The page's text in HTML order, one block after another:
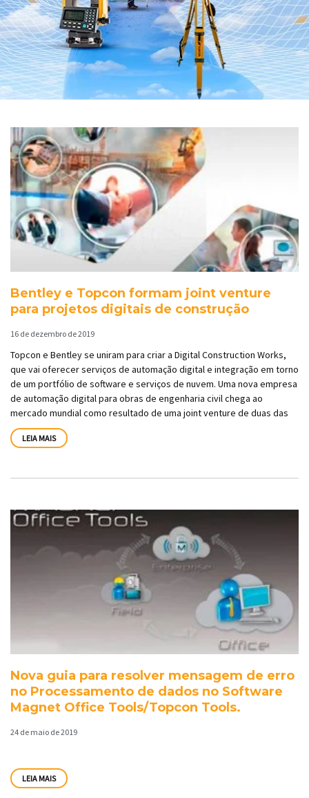
Bentley e Topcon formam joint venture
para projetos digitais de construção
16 de dezembro de 2019
Topcon e Bentley se uniram para criar a Digital Construction Works,
que vai oferecer serviços de automação digital e integração em torno
de um portfólio de software e serviços de nuvem. Uma nova empresa
de automação digital para obras de engenharia civil chega ao
mercado mundial como resultado de uma joint venture de duas das
LEIA MAIS
Nova guia para resolver mensagem de erro
no Processamento de dados no Software
Magnet Office Tools/Topcon Tools.
24 de maio de 2019
LEIA MAIS